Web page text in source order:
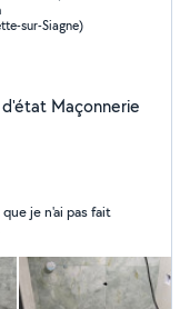
sur-Siagne)
je n'ai pas fait